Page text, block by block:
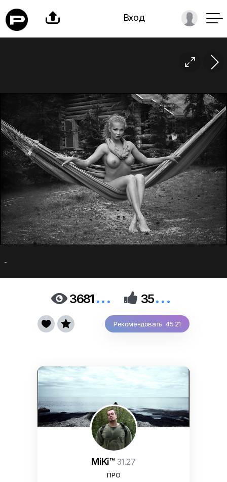
 Вход

-
3681...  35...
Рекомендовать 45.21
 
MiKi™ 31.27
ПРО